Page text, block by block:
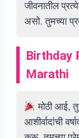
जीवनातील
असो. तुमच्या
Birthday
Marathi
मोठी आई,
आशीर्वादांची